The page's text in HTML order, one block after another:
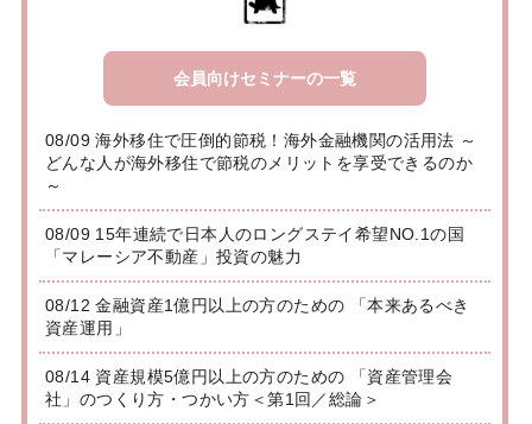
会員向けセミナーの一覧
08/09 海外移住で圧倒的節税！海外金融機関の活用法 ～
どんな人が海外移住で節税のメリットを享受できるのか
～
08/09 15年連続で日本人のロングステイ希望NO.1の国
「マレーシア不動産」投資の魅力
08/12 金融資産1億円以上の方のための 「本来あるべき
資産運用」
08/14 資産規模5億円以上の方のための 「資産管理会
社」のつくり方・つかい方＜第1回／総論＞